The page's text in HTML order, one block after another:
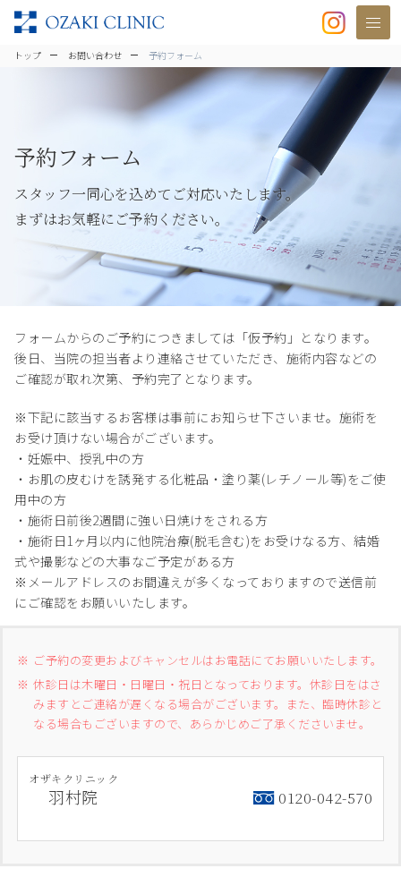
美容クリニックなら美容整形・
トップ お問い合わせ 予約フォーム
予約フォーム
スタッフ一同心を込めてご対応いたします。
まずはお気軽にご予約ください。
フォームからのご予約につきましては「仮予約」となります。
後日、当院の担当者より連絡させていただき、施術内容などの
ご確認が取れ次第、予約完了となります。
※下記に該当するお客様は事前にお知らせ下さいませ。施術を
お受け頂けない場合がございます。
・妊娠中、授乳中の方
・お肌の皮むけを誘発する化粧品・塗り薬(レチノール等)をご使
用中の方
・施術日前後2週間に強い日焼けをされる方
・施術日1ヶ月以内に他院治療(脱毛含む)をお受けなる方、結婚
式や撮影などの大事なご予定がある方
※メールアドレスのお間違えが多くなっておりますので送信前
にご確認をお願いいたします。
ご予約の変更およびキャンセルはお電話にてお願いいたします。
休診日は木曜日・日曜日・祝日となっております。休診日をはさ
みますとご連絡が遅くなる場合がございます。また、臨時休診と
なる場合もございますので、あらかじめご了承くださいませ。
オザキクリニック
羽村院 0120-042-570